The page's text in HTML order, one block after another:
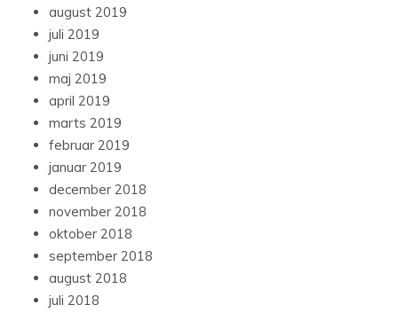
august 2019
juli 2019
juni 2019
maj 2019
april 2019
marts 2019
februar 2019
januar 2019
december 2018
november 2018
oktober 2018
september 2018
august 2018
juli 2018